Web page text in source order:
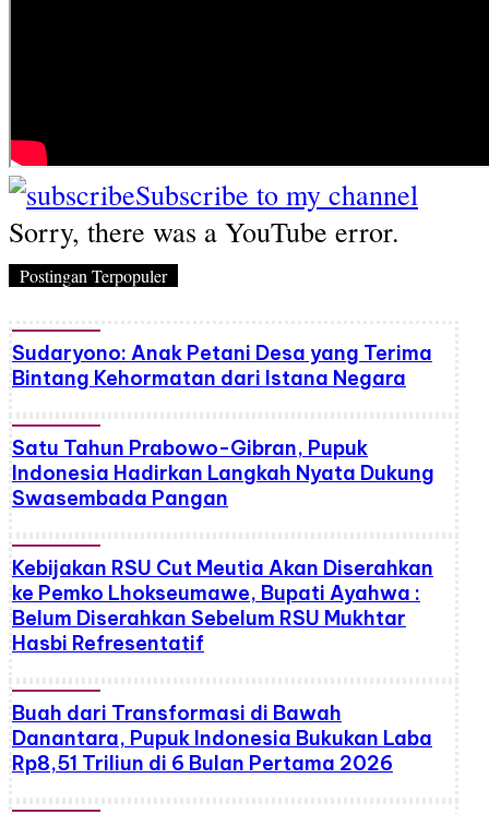
Subscribe to my channel
Sorry, there was a YouTube error.
Postingan Terpopuler
Sudaryono: Anak Petani Desa yang Terima
Bintang Kehormatan dari Istana Negara
Satu Tahun Prabowo-Gibran, Pupuk
Indonesia Hadirkan Langkah Nyata Dukung
Swasembada Pangan
Kebijakan RSU Cut Meutia Akan Diserahkan
ke Pemko Lhokseumawe, Bupati Ayahwa :
Belum Diserahkan Sebelum RSU Mukhtar
Hasbi Refresentatif
Buah dari Transformasi di Bawah
Danantara, Pupuk Indonesia Bukukan Laba
Rp8,51 Triliun di 6 Bulan Pertama 2026